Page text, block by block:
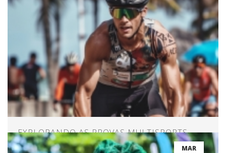
EXPLORANDO AS PROVAS MULTISPORTS
MAR